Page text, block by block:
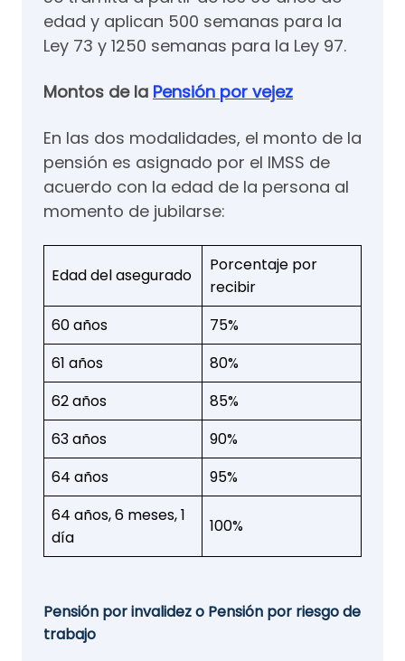
edad y aplican 500 semanas para la
Ley 73 y 1250 semanas para la Ley 97.
Montos de la Pensión por vejez
En las dos modalidades, el monto de la
pensión es asignado por el IMSS de
acuerdo con la edad de la persona al
momento de jubilarse:
Edad del asegurado
Porcentaje por
recibir
60 años
75%
61 años
80%
62 años
85%
63 años
90%
64 años
95%
64 años, 6 meses, 1
día
100%
Pensión por invalidez o Pensión por riesgo de
trabajo